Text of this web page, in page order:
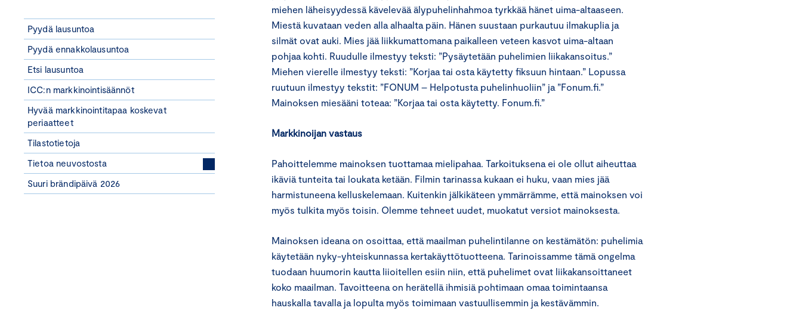
Pyydä lausuntoa
Pyydä ennakkolausuntoa
Etsi lausuntoa
ICC:n markkinointisäännöt
Hyvää markkinointitapaa koskevat
periaatteet
Tilastotietoja
Tietoa neuvostosta
Suuri brändipäivä 2026
miehen läheisyydessä kävelevää älypuhelinhahmoa tyrkkää hänet uima-altaaseen.
Miestä kuvataan veden alla alhaalta päin. Hänen suustaan purkautuu ilmakuplia ja
silmät ovat auki. Mies jää liikkumattomana paikalleen veteen kasvot uima-altaan
pohjaa kohti. Ruudulle ilmestyy teksti: ”Pysäytetään puhelimien liikakansoitus.”
Miehen vierelle ilmestyy teksti: ”Korjaa tai osta käytetty fiksuun hintaan.” Lopussa
ruutuun ilmestyy tekstit: ”FONUM – Helpotusta puhelinhuoliin” ja ”Fonum.fi.”
Mainoksen miesääni toteaa: ”Korjaa tai osta käytetty. Fonum.fi.”
Markkinoijan vastaus
Pahoittelemme mainoksen tuottamaa mielipahaa. Tarkoituksena ei ole ollut aiheuttaa
ikäviä tunteita tai loukata ketään. Filmin tarinassa kukaan ei huku, vaan mies jää
harmistuneena kelluskelemaan. Kuitenkin jälkikäteen ymmärrämme, että mainoksen voi
myös tulkita myös toisin. Olemme tehneet uudet, muokatut versiot mainoksesta.
Mainoksen ideana on osoittaa, että maailman puhelintilanne on kestämätön: puhelimia
käytetään nyky-yhteiskunnassa kertakäyttötuotteena. Tarinoissamme tämä ongelma
tuodaan huumorin kautta liioitellen esiin niin, että puhelimet ovat liikakansoittaneet
koko maailman. Tavoitteena on herätellä ihmisiä pohtimaan omaa toimintaansa
hauskalla tavalla ja lopulta myös toimimaan vastuullisemmin ja kestävämmin.